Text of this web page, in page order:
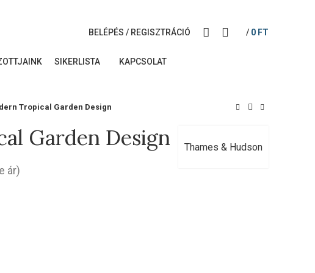
BELÉPÉS / REGISZTRÁCIÓ / 0 FT
SIKERLISTA KAPCSOLAT
Tropical Garden Design
Thames & Hudson
Garden Design
ár)